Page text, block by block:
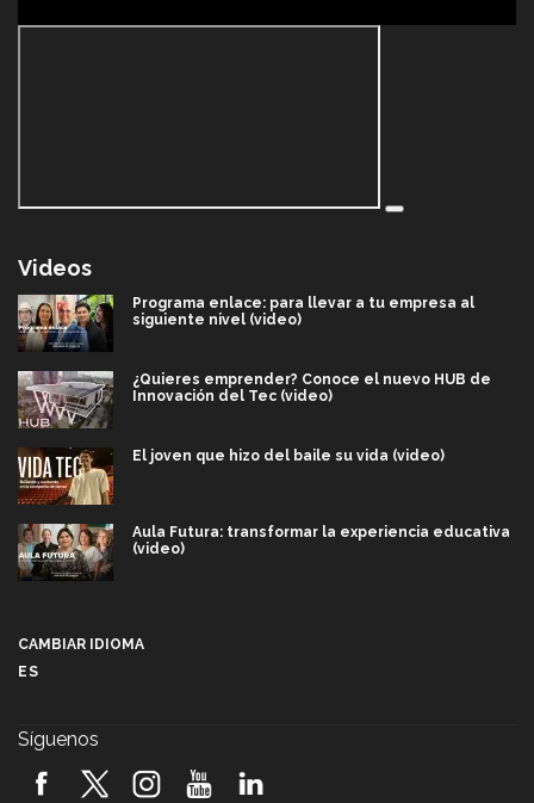
Videos
Programa enlace: para llevar a tu empresa al
siguiente nivel (video)
¿Quieres emprender? Conoce el nuevo HUB de
Innovación del Tec (video)
El joven que hizo del baile su vida (video)
Aula Futura: transformar la experiencia educativa
(video)
2026! (video)
CAMBIAR IDIOMA
ES
Síguenos